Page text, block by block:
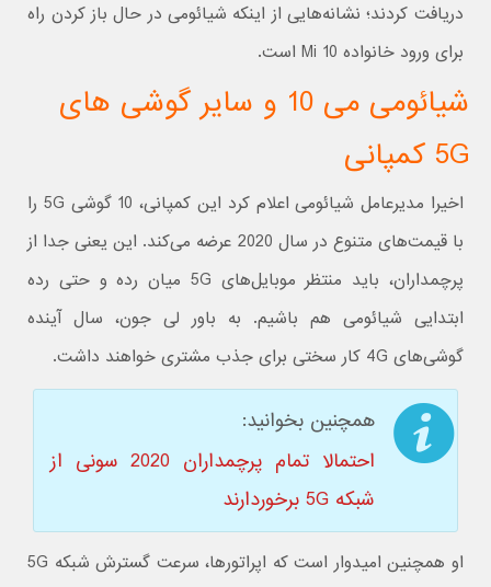
دریافت کردند؛ نشانه‌هایی از اینکه شیائومی در حال باز کردن راه
برای ورود خانواده Mi 10 است.
شیائومی می 10 و سایر گوشی های
5G کمپانی
اخیرا مدیرعامل شیائومی اعلام کرد این کمپانی، 10 گوشی 5G را
با قیمت‌های متنوع در سال 2020 عرضه می‌کند. این یعنی جدا از
پرچمداران، باید منتظر موبایل‌های 5G میان رده و حتی رده
ابتدایی شیائومی هم باشیم. به باور لی جون، سال آینده
گوشی‌های 4G کار سختی برای جذب مشتری خواهند داشت.
همچنین بخوانید:
احتمالا تمام پرچمداران 2020 سونی از
شبکه 5G برخوردارند
او همچنین امیدوار است که اپراتورها، سرعت گسترش شبکه 5G